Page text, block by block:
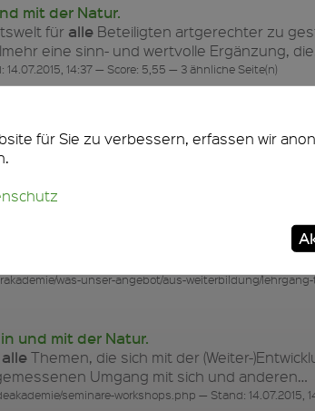
mit der Natur.
für alleBeteiligten artgerechter zu
eine sinn- und wertvolle Ergänzung,
14:37 — Score: 5,55 — 3 ähnliche Seite(n)
und mit der Natur.
wir
ständig, wenn auch nicht
mit der Kassiererin im Supermarkt, mit…
was-unser-angebot/seminare-workshops/
von, in und mit der Natur.
für
am Prozess beteiligten Zwei- und
aber auch Grenzen der…
was-unser-angebot/aus-weiterbildung/
und mit der Natur.
alleThemen, die sich mit der (Weiter-
Umgang mit sich und anderen…
seminare-workshops.php — Stand: 14.07.2015,
für Sie zu verbessern, erfassen wir